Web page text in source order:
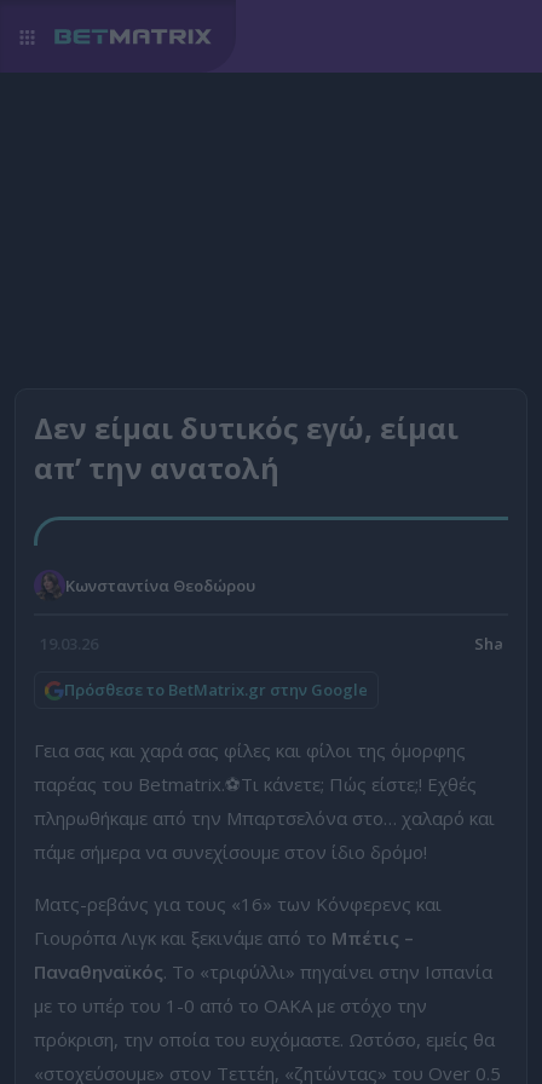
Δεν είμαι δυτικός εγώ, είμαι
απ’ την ανατολή
Κωνσταντίνα Θεοδώρου
19.03.26
Πρόσθεσε το BetMatrix.gr στην Google
Γεια σας και χαρά σας φίλες και φίλοι της όμορφης
παρέας του Betmatrix.⚽Τι κάνετε; Πώς είστε;! Εχθές
πληρωθήκαμε από την Μπαρτσελόνα στο… χαλαρό και
πάμε σήμερα να συνεχίσουμε στον ίδιο δρόμο!
Ματς-ρεβάνς για τους «16» των Κόνφερενς και
Γιουρόπα Λιγκ και ξεκινάμε από το Μπέτις –
Παναθηναϊκός. Το «τριφύλλι» πηγαίνει στην Ισπανία
με το υπέρ του 1-0 από το ΟΑΚΑ με στόχο την
πρόκριση, την οποία του ευχόμαστε. Ωστόσο, εμείς θα
«στοχεύσουμε» στον Τεττέη, «ζητώντας» του Over 0.5